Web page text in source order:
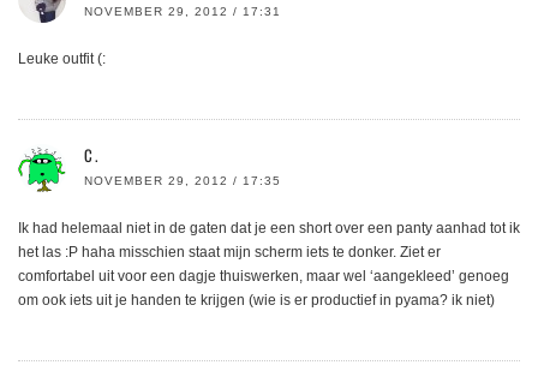
NOVEMBER 29, 2012 / 17:31
Leuke outfit (:
C.
NOVEMBER 29, 2012 / 17:35
Ik had helemaal niet in de gaten dat je een short over een panty aanhad tot ik
het las :P haha misschien staat mijn scherm iets te donker. Ziet er
comfortabel uit voor een dagje thuiswerken, maar wel ‘aangekleed’ genoeg
om ook iets uit je handen te krijgen (wie is er productief in pyama? ik niet)